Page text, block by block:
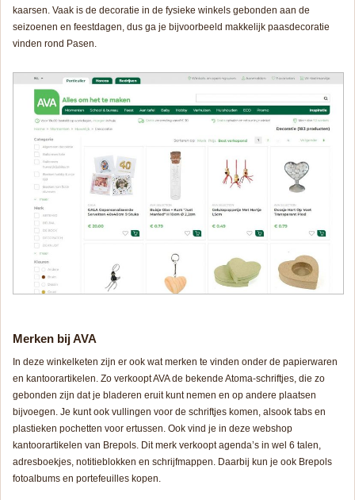
kaarsen. Vaak is de decoratie in de fysieke winkels gebonden aan de
seizoenen en feestdagen, dus ga je bijvoorbeeld makkelijk paasdecoratie
vinden rond Pasen.
Merken bij AVA
In deze winkelketen zijn er ook wat merken te vinden onder de papierwaren
en kantoorartikelen. Zo verkoopt AVA de bekende Atoma-schriftjes, die zo
gebonden zijn dat je bladeren eruit kunt nemen en op andere plaatsen
bijvoegen. Je kunt ook vullingen voor de schriftjes komen, alsook tabs en
plastieken pochetten voor ertussen. Ook vind je in deze webshop
kantoorartikelen van Brepols. Dit merk verkoopt agenda’s in wel 6 talen,
adresboekjes, notitieblokken en schrijfmappen. Daarbij kun je ook Brepols
fotoalbums en portefeuilles kopen.